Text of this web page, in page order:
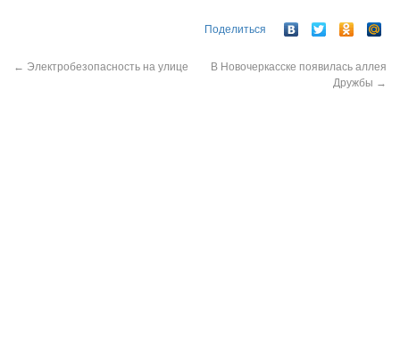
Поделиться
← Электробезопасность на улице
В Новочеркасске появилась аллея
Дружбы →